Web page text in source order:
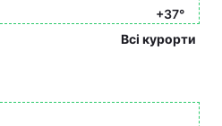
+37°
Всі курорти